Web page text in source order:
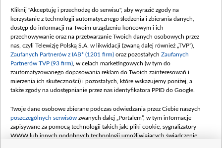
Procedura zgłoszeń wewnętrznych
Kliknij "Akceptuję i przechodzę do serwisu", aby wyrazić zgody na
korzystanie z technologii automatycznego śledzenia i zbierania danych,
dostęp do informacji na Twoim urządzeniu końcowym i ich
przechowywanie oraz na przetwarzanie Twoich danych osobowych przez
nas, czyli Telewizję Polską S.A. w likwidacji (zwaną dalej również „TVP”),
Zaufanych Partnerów z IAB* (1201 firm) oraz pozostałych Zaufanych
Partnerów TVP (93 firm) , w celach marketingowych (w tym do
zautomatyzowanego dopasowania reklam do Twoich zainteresowań i
mierzenia ich skuteczności) i pozostałych, które wskazujemy poniżej, a
także zgody na udostępnianie przez nas identyfikatora PPID do Google.
Twoje dane osobowe zbierane podczas odwiedzania przez Ciebie naszych
poszczególnych serwisów zwanych dalej „Portalem”, w tym informacje
zapisywane za pomocą technologii takich jak: pliki cookie, sygnalizatory
WWW lub innych podobnych technologii umożliwiających świadczenie